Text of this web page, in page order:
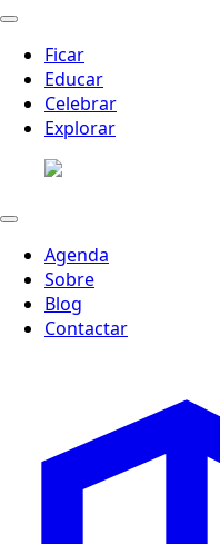
Ficar
Educar
Celebrar
Explorar
Agenda
Sobre
Blog
Contactar